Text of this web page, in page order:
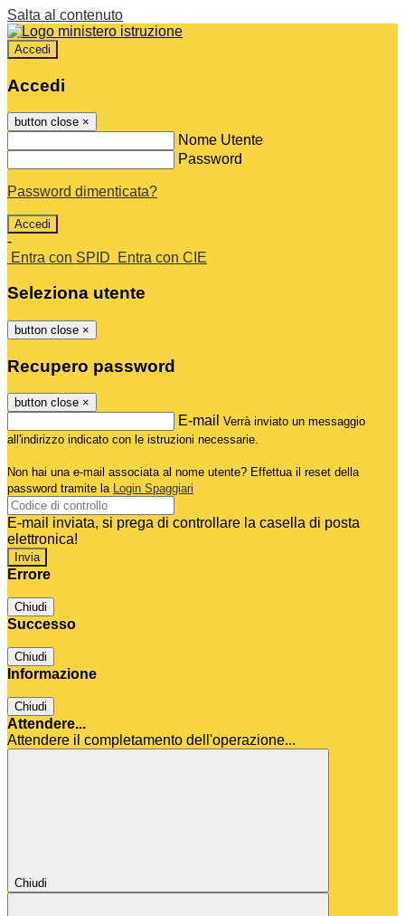
Salta al contenuto
Accedi
Accedi
button close ×
Nome Utente
Password
Password dimenticata?
-
Entra con SPID
Entra con CIE
Seleziona utente
button close ×
Recupero password
button close ×
E-mail Verrà inviato un messaggio
all'indirizzo indicato con le istruzioni necessarie.
Non hai una e-mail associata al nome utente? Effettua il reset della
password tramite la Login Spaggiari
E-mail inviata, si prega di controllare la casella di posta
elettronica!
Errore
Chiudi
Successo
Chiudi
Informazione
Chiudi
Attendere...
Attendere il completamento dell'operazione...
Chiudi